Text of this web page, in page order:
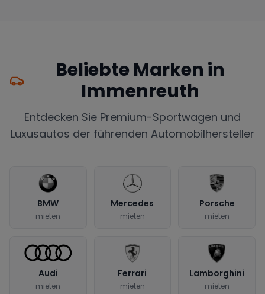
Beliebte Marken in
Immenreuth
Entdecken Sie Premium-Sportwagen und
Luxusautos der führenden Automobilhersteller
BMW
mieten
Mercedes
mieten
Porsche
mieten
Audi
mieten
Ferrari
mieten
Lamborghini
mieten